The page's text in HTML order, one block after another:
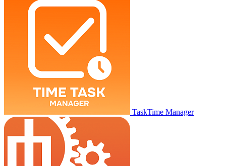
TaskTime Manager